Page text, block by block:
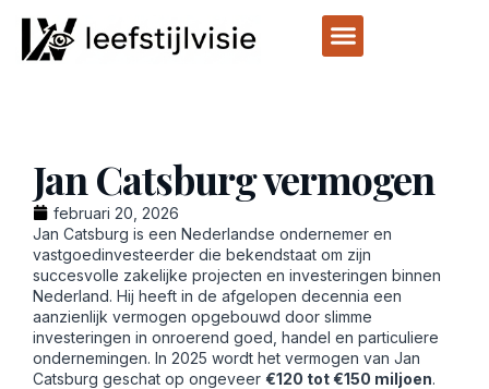
Jan Catsburg vermogen
februari 20, 2026
Jan Catsburg is een Nederlandse ondernemer en
vastgoedinvesteerder die bekendstaat om zijn
succesvolle zakelijke projecten en investeringen binnen
Nederland. Hij heeft in de afgelopen decennia een
aanzienlijk vermogen opgebouwd door slimme
investeringen in onroerend goed, handel en particuliere
ondernemingen. In 2025 wordt het vermogen van Jan
Catsburg geschat op ongeveer €120 tot €150 miljoen.